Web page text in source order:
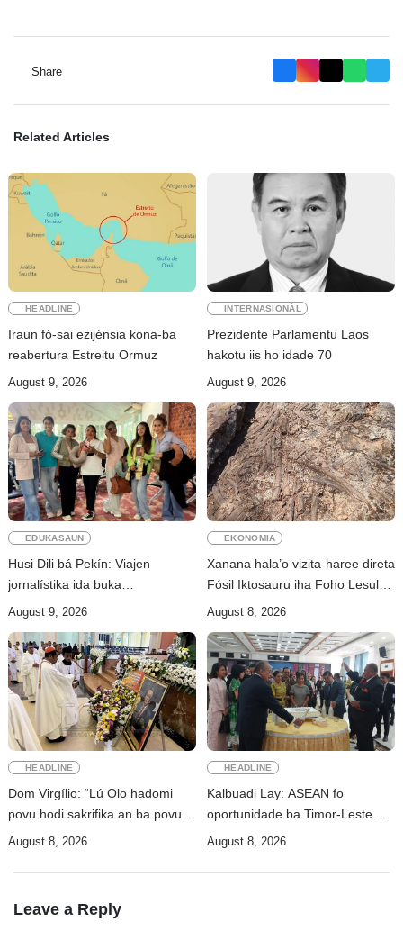
Share
Related Articles
HEADLINE
Iraun fó-sai ezijénsia kona-ba
reabertura Estreitu Ormuz
August 9, 2026
INTERNASIONÁL
Prezidente Parlamentu Laos
hakotu iis ho idade 70
August 9, 2026
EDUKASAUN
Husi Dili bá Pekín: Viajen
jornalístika ida buka
koñesimentu foun (Parte I)
August 9, 2026
EKONOMIA
Xanana hala’o vizita-haree direta
Fósil Iktosauru iha Foho Lesululi
Kailaku
August 8, 2026
HEADLINE
Dom Virgílio: “Lú Olo hadomi
povu hodi sakrifika an ba povu
no nasaun ho fuan”
August 8, 2026
HEADLINE
Kalbuadi Lay: ASEAN fo
oportunidade ba Timor-Leste atu
aselera transformasaun
August 8, 2026
Leave a Reply